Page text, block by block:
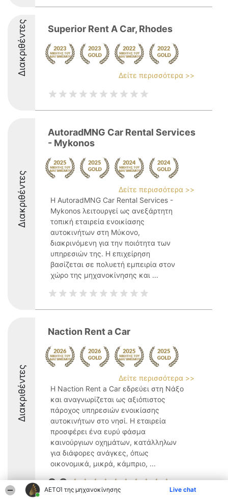
ΑΕΤΟΊ της μηχανοκίνησης Live chat
Διακριθέντες Superior Rent A Car, Rhodes
Δείτε περισσότερα >>
Διακριθέντες
AutoradMNG Car Rental Services
- Mykonos
Δείτε περισσότερα >>
Η AutoradMNG Car Rental Services -
Mykonos λειτουργεί ως ανεξάρτητη
τοπική εταιρεία ενοικίασης
αυτοκινήτων στη Μύκονο,
διακρινόμενη για την ποιότητα των
υπηρεσιών της. Η επιχείρηση
βασίζεται σε πολυετή εμπειρία στον
χώρο της μηχανοκίνησης και ...
Διακριθέντες
Naction Rent a Car
Δείτε περισσότερα >>
Η Naction Rent a Car εδρεύει στη Νάξο
και αναγνωρίζεται ως αξιόπιστος
πάροχος υπηρεσιών ενοικίασης
αυτοκινήτων στο νησί. Η εταιρεία
προσφέρει ένα ευρύ φάσμα
καινούργιων οχημάτων, κατάλληλων
για διάφορες ανάγκες, όπως
οικονομικά, μικρά, κάμπριο, ...
9.8